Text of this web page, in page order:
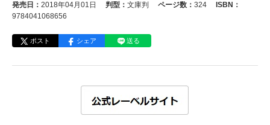
発売日： 2018年04月01日 判型： 文庫判 ページ数： 324
ISBN：
9784041068656
ポスト シェア 送る